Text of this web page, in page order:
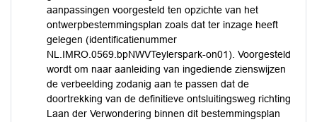
aanpassingen voorgesteld ten opzichte van het
ontwerpbestemmingsplan zoals dat ter inzage heeft
gelegen (identificatienummer
NL.IMRO.0569.bpNWVTeylerspark-on01). Voorgesteld
wordt om naar aanleiding van ingediende zienswijzen
de verbeelding zodanig aan te passen dat de
doortrekking van de definitieve ontsluitingsweg richting
Laan der Verwondering binnen dit bestemmingsplan